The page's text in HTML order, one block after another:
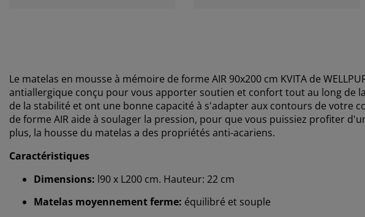
Le matelas en mousse à mémoire de forme AIR 90x200 cm KVITA de
antiallergique conçu pour vous apporter soutien et confort tout au long de
de la stabilité et ont une bonne capacité à s'adapter aux contours de votre
de forme AIR aide à soulager la pression, pour que vous puissiez profiter
plus, la housse du matelas a des propriétés anti-acariens.
Caractéristiques
Dimensions: l90 x L200 cm. Hauteur: 22 cm
Matelas moyennement ferme: équilibré et souple